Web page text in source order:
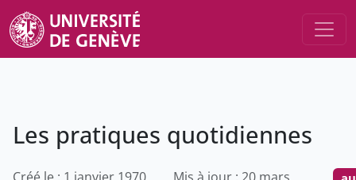
Les pratiques quotidiennes